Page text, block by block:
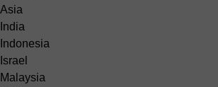
Asia
India
Indonesia
Israel
Malaysia